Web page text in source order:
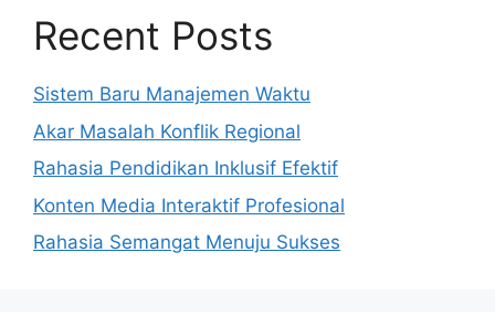
Recent Posts
Sistem Baru Manajemen Waktu
Akar Masalah Konflik Regional
Rahasia Pendidikan Inklusif Efektif
Konten Media Interaktif Profesional
Rahasia Semangat Menuju Sukses